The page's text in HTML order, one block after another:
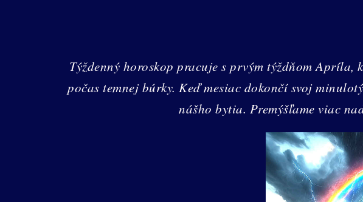
Týždenný horoskop pracuje s prvým týždňom
počas temnej búrky. Keď mesiac dokončí svoj
nášho bytia. Premýšľame viac